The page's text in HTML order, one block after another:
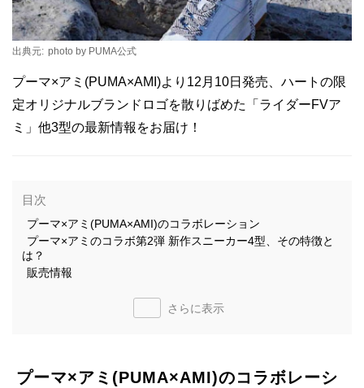
出典元: photo by PUMA公式
プーマ×アミ(PUMA×AMI)より12月10日発売、ハートの限
定オリジナルブランドロゴを散りばめた「ライダーFVア
ミ」他3型の最新情報をお届け！
目次
プーマ×アミ(PUMA×AMI)のコラボレーション
プーマ×アミのコラボ第2弾 新作スニーカー4型、その特徴と
は？
販売情報
さらに表示
プーマ×アミ(PUMA×AMI)のコラボレーシ